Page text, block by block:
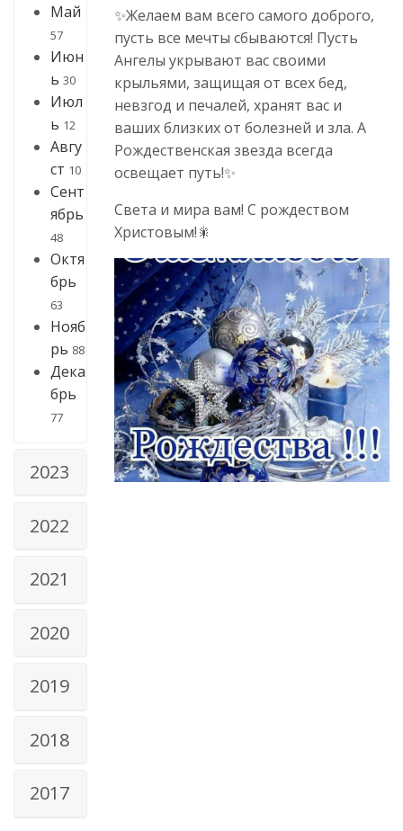
Май
57
Июн
ь 30
Июл
ь 12
Авгу
ст 10
Сент
ябрь
48
Октя
брь
63
Нояб
рь 88
Дека
брь
77
2023
2022
2021
2020
2019
2018
2017
✨Желаем вам всего самого доброго,
пусть все мечты сбываются! Пусть
Ангелы укрывают вас своими
крыльями, защищая от всех бед,
невзгод и печалей, хранят вас и
ваших близких от болезней и зла. А
Рождественская звезда всегда
освещает путь!✨
Света и мира вам! С рождеством
Христовым!🎇